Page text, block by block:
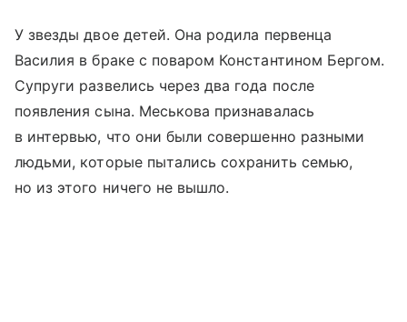
У звезды двое детей. Она родила первенца
Василия в браке с поваром Константином Бергом.
Супруги развелись через два года после
появления сына. Меськова признавалась
в интервью, что они были совершенно разными
людьми, которые пытались сохранить семью,
но из этого ничего не вышло.